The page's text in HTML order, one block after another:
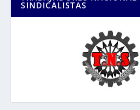
SINDICALISTAS